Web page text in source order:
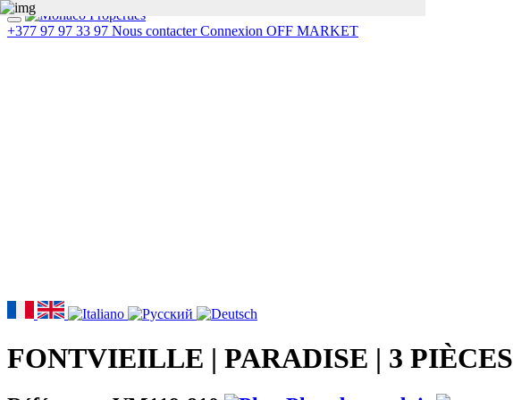
+377 97 97 33 97 Nous contacter Connexion OFF MARKET
FONTVIEILLE | PARADISE | 3 PIÈCES